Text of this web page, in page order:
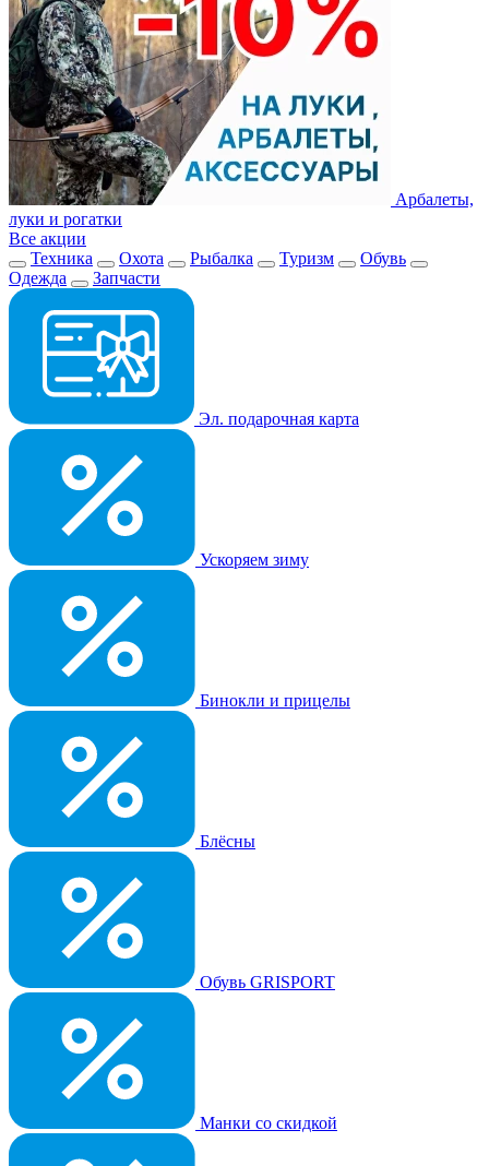
Арбалеты,
луки и рогатки
Все акции
Техника
Охота Рыбалка Туризм
Обувь
Одежда
Запчасти
Эл. подарочная карта
Ускоряем зиму
Бинокли и прицелы
Блёсны
Обувь GRISPORT
Манки со скидкой